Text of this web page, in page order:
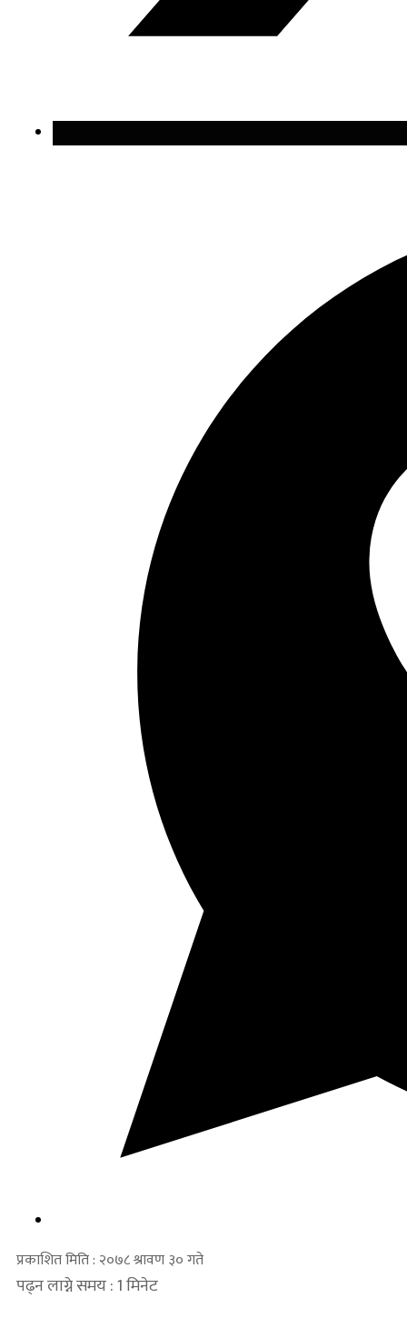
प्रकाशित मिति : २०७८ श्रावण ३० गते
पढ्न लाग्ने समय : 1 मिनेट